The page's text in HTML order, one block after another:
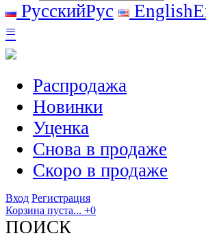
РусскийРус English
≡
Распродажа
Новинки
Уценка
Снова в продаже
Скоро в продаже
Вход Регистрация
Корзина пуста... +0
ПОИСК